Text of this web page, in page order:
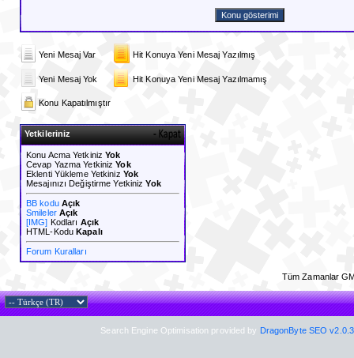
Yeni Mesaj Var Hit Konuya Yeni Mesaj Yazılmış
Yeni Mesaj Yok Hit Konuya Yeni Mesaj Yazılmamış
Konu Kapatılmıştır
Yetkileriniz
Konu Acma YetkinizYok
Cevap Yazma YetkinizYok
Eklenti Yükleme Yetkiniz Yok
Mesajınızı Değiştirme YetkinizYok
BB kodu Açık
Smileler Açık
[IMG] Kodları Açık
HTML-KoduKapalı
Forum Kuralları
Tüm Zamanlar
Search Engine Optimisation provided by DragonByte SEO